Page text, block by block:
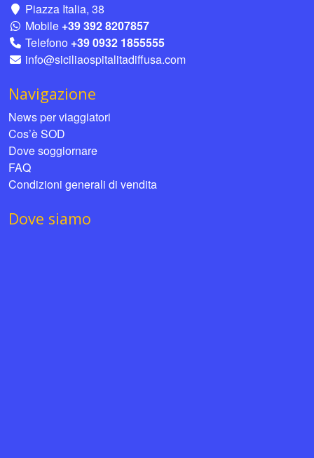
Piazza Italia, 38
Mobile +39 392 8207857
Telefono +39 0932 1855555
info@siciliaospitalitadiffusa.com
Navigazione
News per viaggiatori
Cos’è SOD
Dove soggiornare
FAQ
Condizioni generali di vendita
Dove siamo